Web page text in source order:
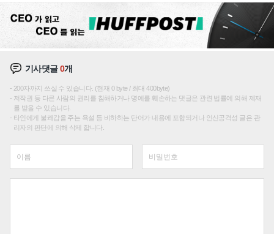
기사댓글0개
200자까지 쓰실 수 있습니다. (현재 0 byte / 최대 400byte)
저작권 등 다른 사람의 권리를 침해하거나 명예를 훼손하는 댓글은 관련 법률에 의해 제재
를 받을 수 있습니다.
타인에게 불쾌감을 주는 욕설 등 비하하는 단어가 내용에 포함되거나 인신공격성 글은 관
리자의 판단에 의해 삭제 합니다.